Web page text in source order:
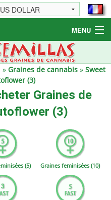
MENU
» Graines de cannabis » Sweet
(3)
Graines de
(3)
(5) Graines feminisées (10)